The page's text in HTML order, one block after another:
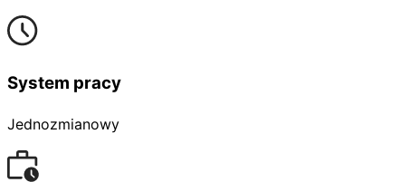
System pracy
Jednozmianowy